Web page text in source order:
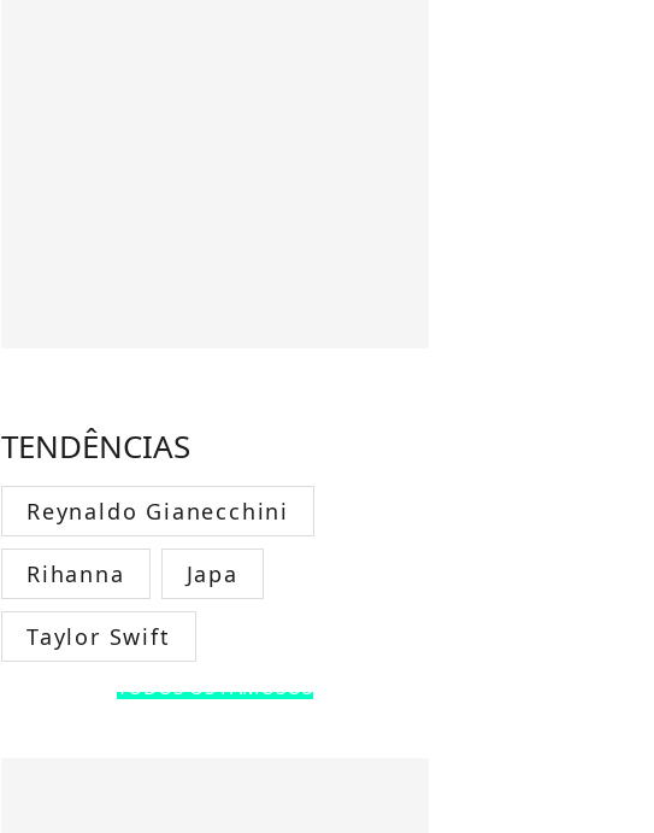
TENDÊNCIAS
Reynaldo Gianecchini
Rihanna Japa
Taylor Swift
TODOS OS FAMOSOS